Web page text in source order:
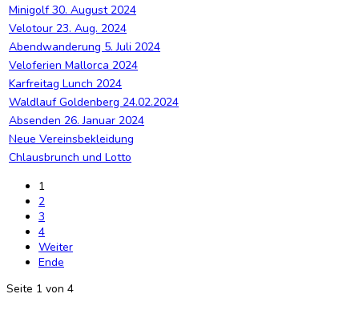
Minigolf 30. August 2024
Velotour 23. Aug. 2024
Abendwanderung 5. Juli 2024
Veloferien Mallorca 2024
Karfreitag Lunch 2024
Waldlauf Goldenberg 24.02.2024
Absenden 26. Januar 2024
Neue Vereinsbekleidung
Chlausbrunch und Lotto
1
2
3
4
Weiter
Ende
Seite 1 von 4